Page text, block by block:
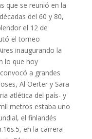
que se reunió en la
del 60 y 80,
el 12 de
el torneo
inaugurando la
lo que hoy
a grandes
Al Oerter y Sara
atlética del país- y
metros estaba uno
el finlandés
en la carrera